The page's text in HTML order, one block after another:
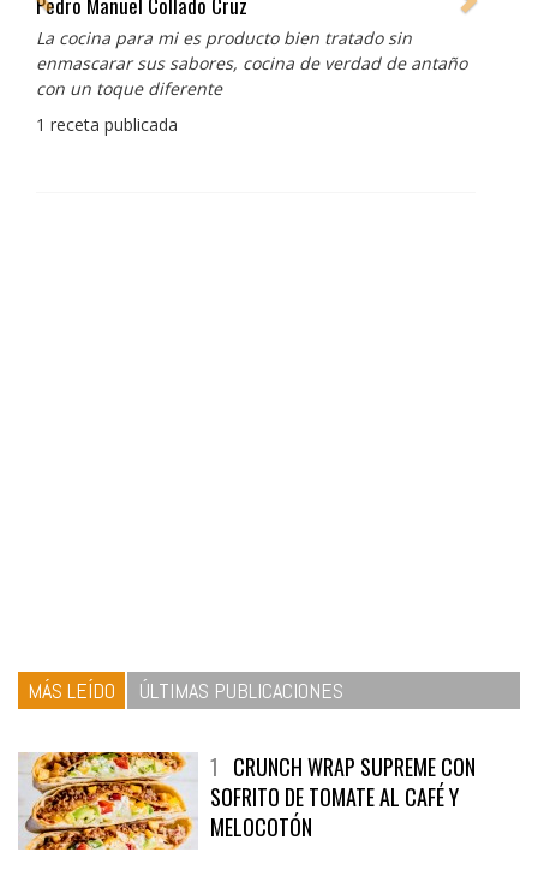
La cocina para mi es producto bien tratado sin
enmascarar sus sabores, cocina de verdad de antaño
con un toque diferente
1 receta publicada
MÁS LEÍDO ÚLTIMAS PUBLICACIONES
1 CRUNCH WRAP SUPREME CON
SOFRITO DE TOMATE AL CAFÉ Y
MELOCOTÓN